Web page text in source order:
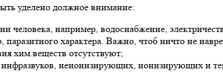
уделено должное внимание:
человека, например, водоснабжение,
паразитного характера. Важно, чтоб ничто не
хим.веществ отсутствуют;
инфразвуков, неионизирующих, ионизирующих и